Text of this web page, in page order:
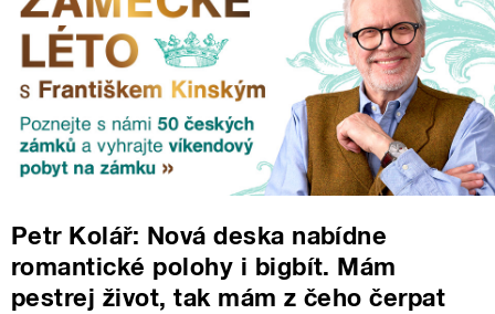
Petr Kolář: Nová deska nabídne
romantické polohy i bigbít. Mám
pestrej život, tak mám z čeho čerpat